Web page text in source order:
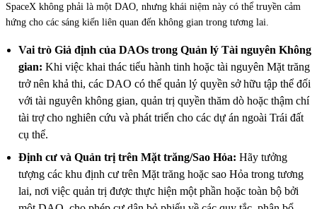
SpaceX không phải là một DAO, nhưng khái niệm này có thể truyền cảm
hứng cho các sáng kiến liên quan đến không gian trong tương lai.
Vai trò Giả định của DAOs trong Quản lý Tài nguyên Không
gian: Khi việc khai thác tiểu hành tinh hoặc tài nguyên Mặt trăng
trở nên khả thi, các DAO có thể quản lý quyền sở hữu tập thể đối
với tài nguyên không gian, quản trị quyền thăm dò hoặc thậm chí
tài trợ cho nghiên cứu và phát triển cho các dự án ngoài Trái đất
cụ thể.
Định cư và Quản trị trên Mặt trăng/Sao Hỏa: Hãy tưởng
tượng các khu định cư trên Mặt trăng hoặc sao Hỏa trong tương
lai, nơi việc quản trị được thực hiện một phần hoặc toàn bộ bởi